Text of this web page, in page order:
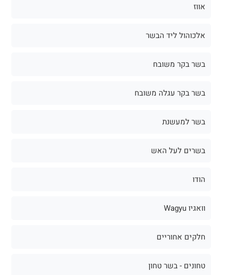
אווז
אלכוהול ליד הבשר
בשר בקר משובח
בשר בקר עגלה משובח
בשר למעשנת
בשרים לעל האש
הודו
וואגיו Wagyu
חלקים אחוריים
טחונים - בשר טחון